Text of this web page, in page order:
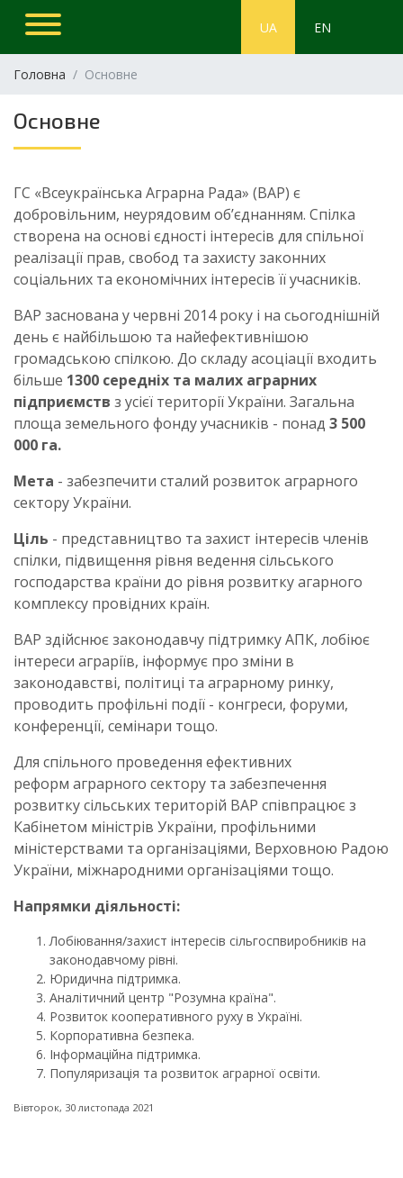
UA EN
Головна Основне
Основне
ГС «Всеукраїнська Аграрна Рада» (ВАР) є
добровільним, неурядовим об’єднанням. Спілка
створена на основі єдності інтересів для спільної
реалізації прав, свобод та захисту законних
соціальних та економічних інтересів її учасників.
ВАР заснована у червні 2014 року і на сьогоднішній
день є найбільшою та найефективнішою
громадською спілкою. До складу асоціації входить
більше 1300 середніх та малих аграрних
підприємств з усієї території України. Загальна
площа земельного фонду учасників - понад 3 500
000 га.
Мета - забезпечити сталий розвиток аграрного
сектору України.
Ціль - представництво та захист інтересів членів
спілки, підвищення рівня ведення сільського
господарства країни до рівня розвитку агарного
комплексу провідних країн.
ВАР здійснює законодавчу підтримку АПК, лобіює
інтереси аграріїв, інформує про зміни в
законодавстві, політиці та аграрному ринку,
проводить профільні події - конгреси, форуми,
конференції, семінари тощо.
Для спільного проведення ефективних
реформ аграрного сектору та забезпечення
розвитку сільських територій ВАР співпрацює з
Кабінетом міністрів України, профільними
міністерствами та організаціями, Верховною Радою
України, міжнародними організаціями тощо.
Напрямки діяльності:
Лобіювання/захист інтересів сільгоспвиробників на
законодавчому рівні.
Юридична підтримка.
Аналітичний центр "Розумна країна".
Розвиток кооперативного руху в Україні.
Корпоративна безпека.
Інформаційна підтримка.
Популяризація та розвиток аграрної освіти.
Вівторок, 30 листопада 2021